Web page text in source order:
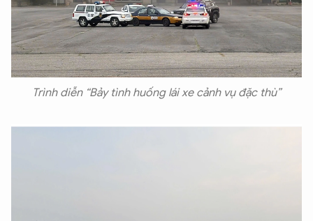
Trình diễn “Bảy tình huống lái xe cảnh vụ đặc thù”